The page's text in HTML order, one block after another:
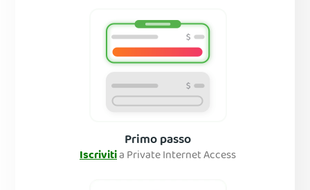
Primo passo
Iscrivitia Private Internet Access